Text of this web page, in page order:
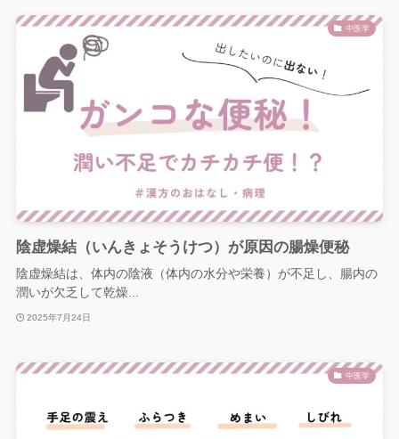
中医学
陰虚燥結（いんきょそうけつ）が原因の腸燥便秘
陰虚燥結は、体内の陰液（体内の水分や栄養）が不足し、腸内の
潤いが欠乏して乾燥...
2025年7月24日
中医学